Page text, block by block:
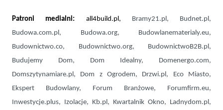
Patroni medialni: all4build.pl, Bramy21.pl, Budnet.pl,
Budowa.com.pl, Budowa.org, Budowlanematerialy.eu,
Budownictwo.co, Budownictwo.org, BudownictwoB2B.pl,
Budujemy Dom, Dom Idealny, Domenergo.com,
Domszytynamiare.pl, Dom z Ogrodem, Drzwi.pl, Eco Miasto,
Ekspert Budowlany, Forum Branżowe, Forumfirm.eu,
Inwestycje.plus, Izolacje, Kb.pl, Kwartalnik Okno, Ladnydom.pl,